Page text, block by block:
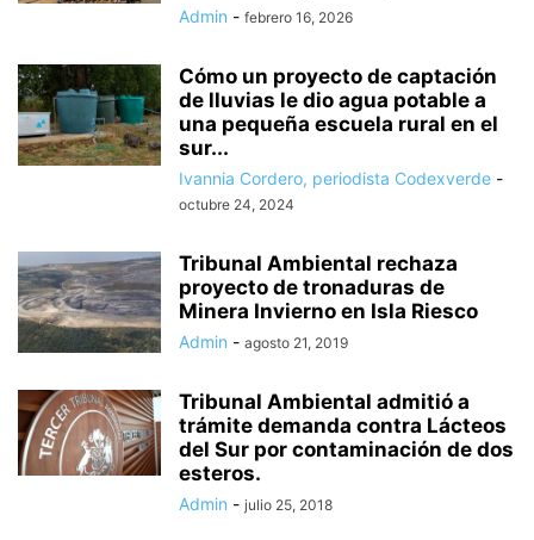
Admin - febrero 16, 2026
Cómo un proyecto de captación
de lluvias le dio agua potable a
una pequeña escuela rural en el
sur...
Ivannia Cordero, periodista Codexverde -
octubre 24, 2024
Tribunal Ambiental rechaza
proyecto de tronaduras de
Minera Invierno en Isla Riesco
Admin - agosto 21, 2019
Tribunal Ambiental admitió a
trámite demanda contra Lácteos
del Sur por contaminación de dos
esteros.
Admin - julio 25, 2018